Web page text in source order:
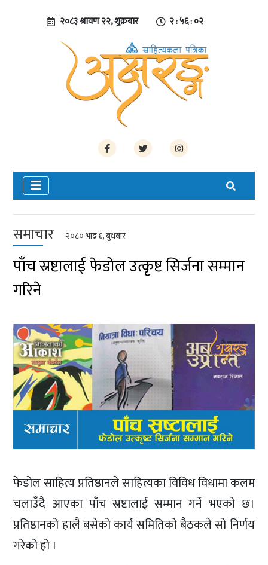
२०८३ श्रावण २२, शुक्रबार २ : ५६ : ०३
समाचार २०८० भाद्र ६, बुधबार
पाँच स्रष्टालाई फेडोल उत्कृष्ट सिर्जना सम्मान
गरिने
फेडोल साहित्य प्रतिष्ठानले साहित्यका विविध विधामा कलम
चलाउँदै आएका पाँच स्रष्टालाई सम्मान गर्ने भएको छ।
प्रतिष्ठानको हालै बसेको कार्य समितिको बैठकले सो निर्णय
गरेको हो ।